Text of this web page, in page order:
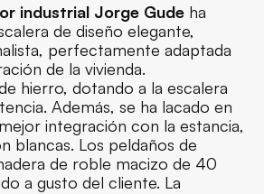
industrial Jorge Gude ha
de diseño elegante,
perfectamente adaptada
de la vivienda.
hierro, dotando a la escalera
Además, se ha lacado en
integración con la estancia,
blancas. Los peldaños de
de roble macizo de 40
a gusto del cliente. La